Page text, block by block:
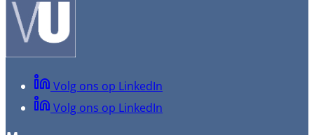
Volg ons op LinkedIn
Volg ons op LinkedIn